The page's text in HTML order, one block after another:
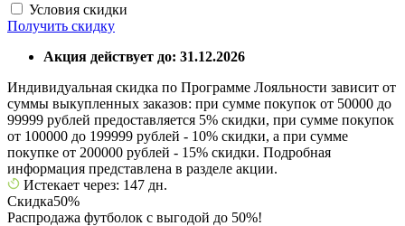
Условия скидки
Получить скидку
Акция действует до: 31.12.2026
Индивидуальная скидка по Программе Лояльности зависит от
суммы выкупленных заказов: при сумме покупок от 50000 до
99999 рублей предоставляется 5% скидки, при сумме покупок
от 100000 до 199999 рублей - 10% скидки, а при сумме
покупке от 200000 рублей - 15% скидки. Подробная
информация представлена в разделе акции.
Истекает через: 147 дн.
Скидка50%
Распродажа футболок с выгодой до 50%!